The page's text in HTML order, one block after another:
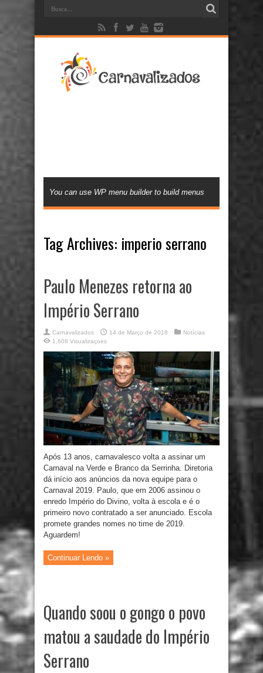
You can use WP menu builder to build menus
Tag Archives: imperio serrano
Paulo Menezes retorna ao
Império Serrano
Carnavalizados 14 de Março de 2018
Notícias
1,608 Visualizaçoes
Após 13 anos, carnavalesco volta a assinar um
Carnaval na Verde e Branco da Serrinha. Diretoria
dá início aos anúncios da nova equipe para o
Carnaval 2019. Paulo, que em 2006 assinou o
enredo Império do Divino, volta à escola e é o
primeiro novo contratado a ser anunciado. Escola
promete grandes nomes no time de 2019.
Aguardem!
Continuar Lendo »
Quando soou o gongo o povo
matou a saudade do Império
Serrano